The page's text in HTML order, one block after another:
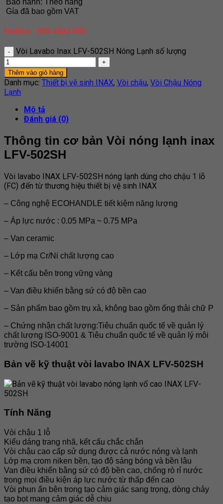
Gía đã bao gồm VAT
Hotline : 093 4444 895
Vòi Lavabo Inax LFV-502SH Nóng Lạnh số lượng
Thêm vào giỏ hàng
Danh mục: Thiết bị vệ sinh INAX, Vòi chậu, Vòi Chậu Nóng
Lạnh
Mô tả
Đánh giá (0)
Thông tin cơ bản Vòi nóng lạnh inax
LFV-502SH
Vòi lavabo INAX LFV-502SH nóng lạnh dùng cho chậu 1 lỗ
(FC) đến từ thương hiệu thiết bị vệ sinh INAX
– Công nghệ ECOHANDLE tiết kiệm năng lượng
– Áp lực nước : 0.05 MPa ~ 0.75 MPa
– Van ceramic
– Lớp mạ Cr/Ni chất lượng cao
– Kết cấu bên trong vững vàng
– Van điều khiển bằng sứ có độ bền cao
– Sản phẩm bao gồm trụ xả, không bao gồm ống thải chữ P
– Chứng nhận chất lượng:Tiêu chuẩn quốc tế về quản lý
chất lượng ISO-9001 & Tiêu chuẩn quốc tế về quản lý môi
trường ISO-14001
Bản vẽ kỹ thuật vòi lavabo INAX LFV-502SH
Tính Năng
Vòi chậu 1 lỗ
Kiểu dáng trang nhã, kết cấu chắc chắn
Vòi chậu cao cấp sử dụng được cả nước nóng và lạnh
Lớp mạ crom niken bền, tạo độ sáng bóng và bền lâu
Van điều khiển bằng sứ có độ bền cao, chống rò rỉ nước
trong mọi điều kiện áp lực nước từ thấp đến cao
Vòi phun ẩn bên trong tạo cảm giác sang trọng, dòng chảy
tạo bọt mang cảm giác dễ chịu